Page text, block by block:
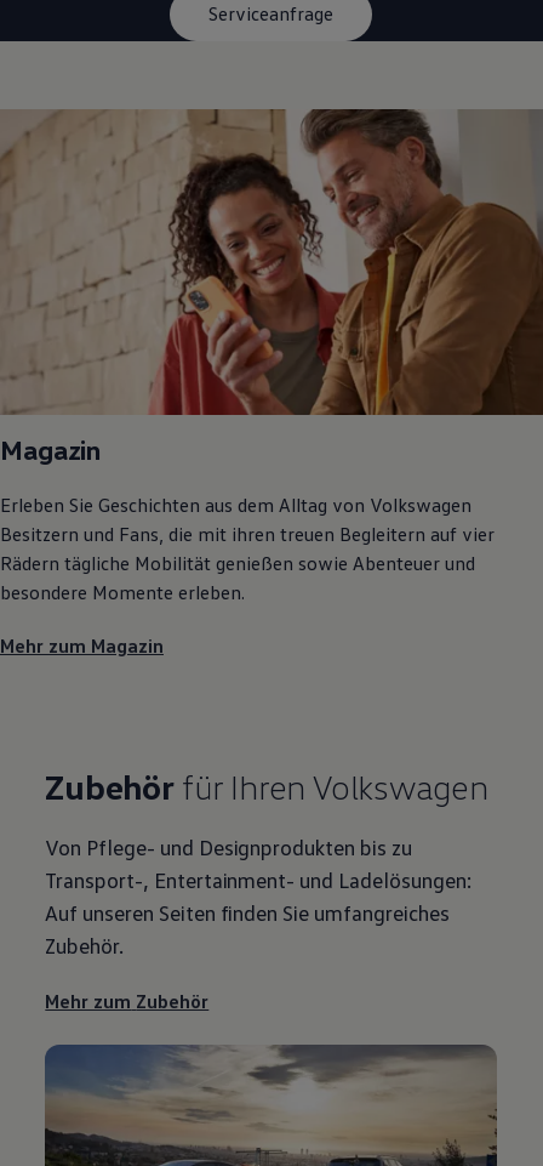
Serviceanfrage
Magazin
Erleben Sie Geschichten aus dem Alltag von Volkswagen
Besitzern und Fans, die mit ihren treuen Begleitern auf vier
Rädern tägliche Mobilität genießen sowie Abenteuer und
besondere Momente erleben.
Mehr zum Magazin
Zubehörfür Ihren Volkswagen
Von Pflege- und Designprodukten bis zu
Transport-, Entertainment- und Ladelösungen:
Auf unseren Seiten finden Sie umfangreiches
Zubehör.
Mehr zum Zubehör